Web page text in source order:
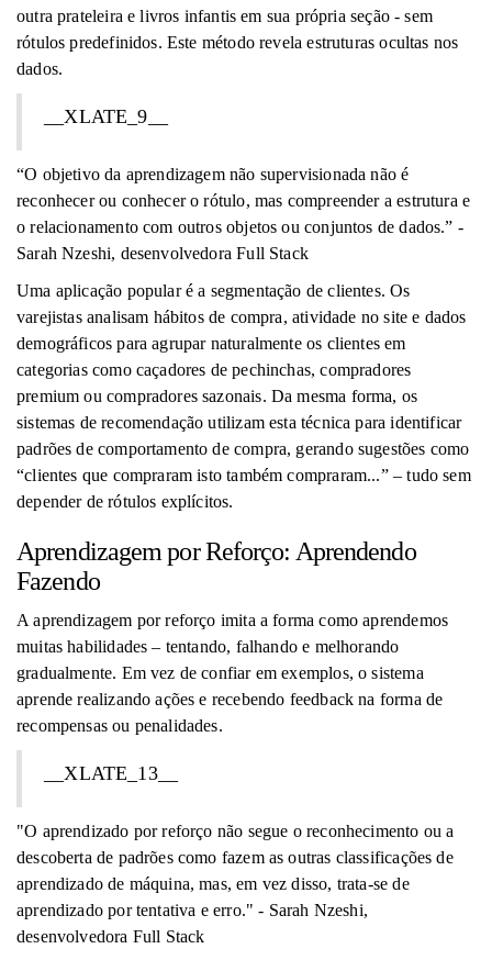
outra prateleira e livros infantis em sua própria seção - sem
rótulos predefinidos. Este método revela estruturas ocultas nos
dados.
__XLATE_9__
“O objetivo da aprendizagem não supervisionada não é
reconhecer ou conhecer o rótulo, mas compreender a estrutura e
o relacionamento com outros objetos ou conjuntos de dados.” -
Sarah Nzeshi, desenvolvedora Full Stack
Uma aplicação popular é a segmentação de clientes. Os
varejistas analisam hábitos de compra, atividade no site e dados
demográficos para agrupar naturalmente os clientes em
categorias como caçadores de pechinchas, compradores
premium ou compradores sazonais. Da mesma forma, os
sistemas de recomendação utilizam esta técnica para identificar
padrões de comportamento de compra, gerando sugestões como
“clientes que compraram isto também compraram...” – tudo sem
depender de rótulos explícitos.
Aprendizagem por Reforço: Aprendendo
Fazendo
A aprendizagem por reforço imita a forma como aprendemos
muitas habilidades – tentando, falhando e melhorando
gradualmente. Em vez de confiar em exemplos, o sistema
aprende realizando ações e recebendo feedback na forma de
recompensas ou penalidades.
__XLATE_13__
"O aprendizado por reforço não segue o reconhecimento ou a
descoberta de padrões como fazem as outras classificações de
aprendizado de máquina, mas, em vez disso, trata-se de
aprendizado por tentativa e erro." - Sarah Nzeshi,
desenvolvedora Full Stack